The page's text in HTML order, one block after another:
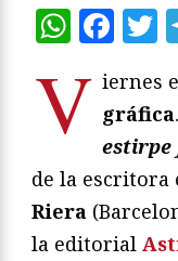
V iernes
gráfica
estirpe
de la escritora
Riera
la editorial